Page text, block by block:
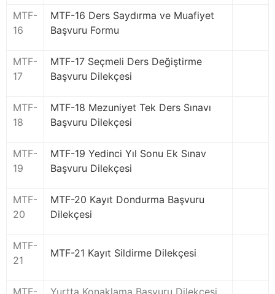
MTF-
16
MTF-16 Ders Saydırma ve Muafiyet
Başvuru Formu
MTF-
17
MTF-17 Seçmeli Ders Değiştirme
Başvuru Dilekçesi
MTF-
18
MTF-18 Mezuniyet Tek Ders Sınavı
Başvuru Dilekçesi
MTF-
19
MTF-19 Yedinci Yıl Sonu Ek Sınav
Başvuru Dilekçesi
MTF-
20
MTF-20 Kayıt Dondurma Başvuru
Dilekçesi
MTF-
21
MTF-21 Kayıt Sildirme Dilekçesi
MTF-
Yurtta Konaklama Başvuru Dilekçesi